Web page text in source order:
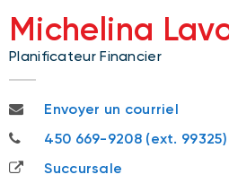
English
Michelina
Planificateur Financier
michelina.lavorato@bnc.ca
Envoyer un courriel
450 669-9208
450 669-9208 (ext. 99325)
Succursale